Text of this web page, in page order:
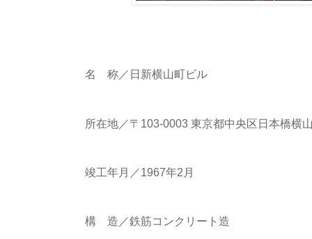
名 称／日新横山町ビル
所在地／〒103-0003 東京都中央区日本橋横
竣工年月／1967年2月
構 造／鉄筋コンクリート造